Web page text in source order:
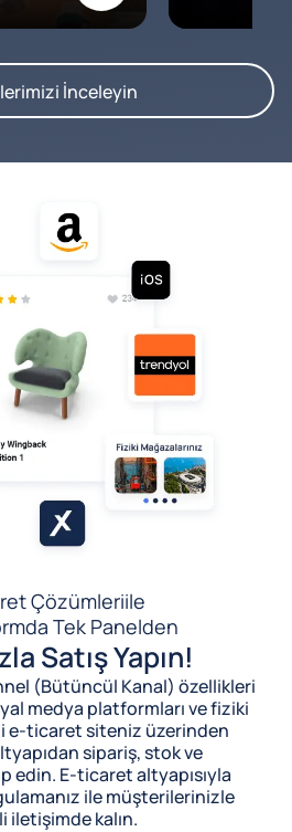
İnceleyin
Çözümleriile
Tek Panelden
Satış Yapın!
(Bütüncül Kanal) özellikleri
medya platformları ve fiziki
e-ticaret siteniz üzerinden
sipariş, stok ve
edin. E-ticaret altyapısıyla
ile müşterilerinizle
iletişimde kalın.